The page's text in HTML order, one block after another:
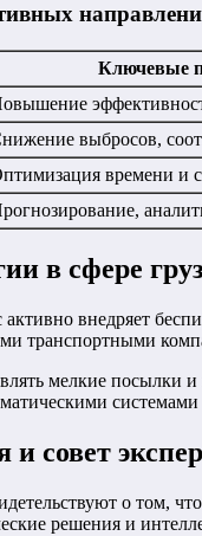
Ключевые
выбросов,
времени и
в сфере
внедряет
транспортными
мелкие посылки
совет
о том,
решения и